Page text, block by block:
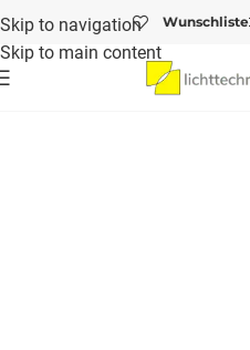
Skip to navigation
Skip to main content
Wunschliste
Anwendungsbereiche